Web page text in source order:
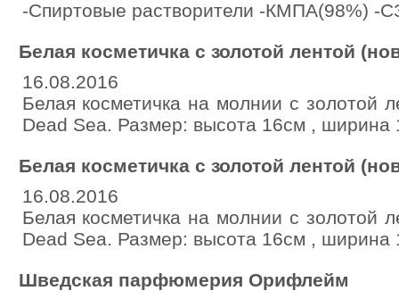
-Спиртовые растворители -КМПА(98%) -
Белая косметичка с золотой лентой
16.08.2016
Белая косметичка на молнии с золотой
Dead Sea. Размер: высота 16см , ширина
Белая косметичка с золотой лентой
16.08.2016
Белая косметичка на молнии с золотой
Dead Sea. Размер: высота 16см , ширина
Шведская парфюмерия Орифлейм